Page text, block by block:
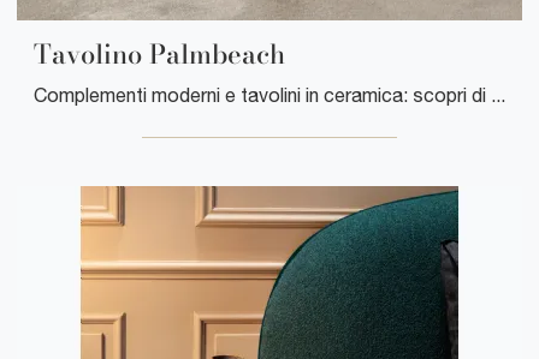
Tavolino Palmbeach
Complementi moderni e tavolini in ceramica: scopri di più sul modello Tavolino Palmbeach di Tonin Casa e potrai valorizzare i tuoi interni.